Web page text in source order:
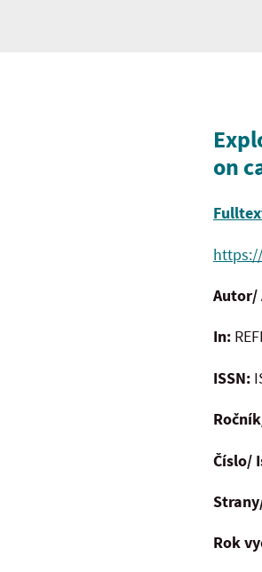
on
Autor/
In:
ISSN:
Číslo/
Rok